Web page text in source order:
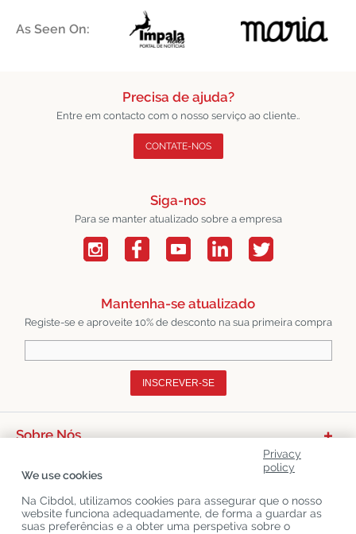
As Seen On:
Precisa de ajuda?
Entre em contacto com o nosso serviço ao cliente..
CONTATE-NOS
Siga-nos
Para se manter atualizado sobre a empresa
Mantenha-se atualizado
Registe-se e aproveite 10% de desconto na sua primeira compra
INSCREVER-SE
Sobre Nós
Últimos Blogs CBD
Privacy
policy
We use cookies
Na Cibdol, utilizamos cookies para assegurar que o nosso
website funciona adequadamente, de forma a guardar as
suas preferências e a obter uma perspetiva sobre o